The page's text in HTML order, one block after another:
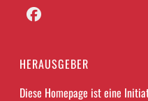
HERAUSGEBER
Diese Homepage ist eine